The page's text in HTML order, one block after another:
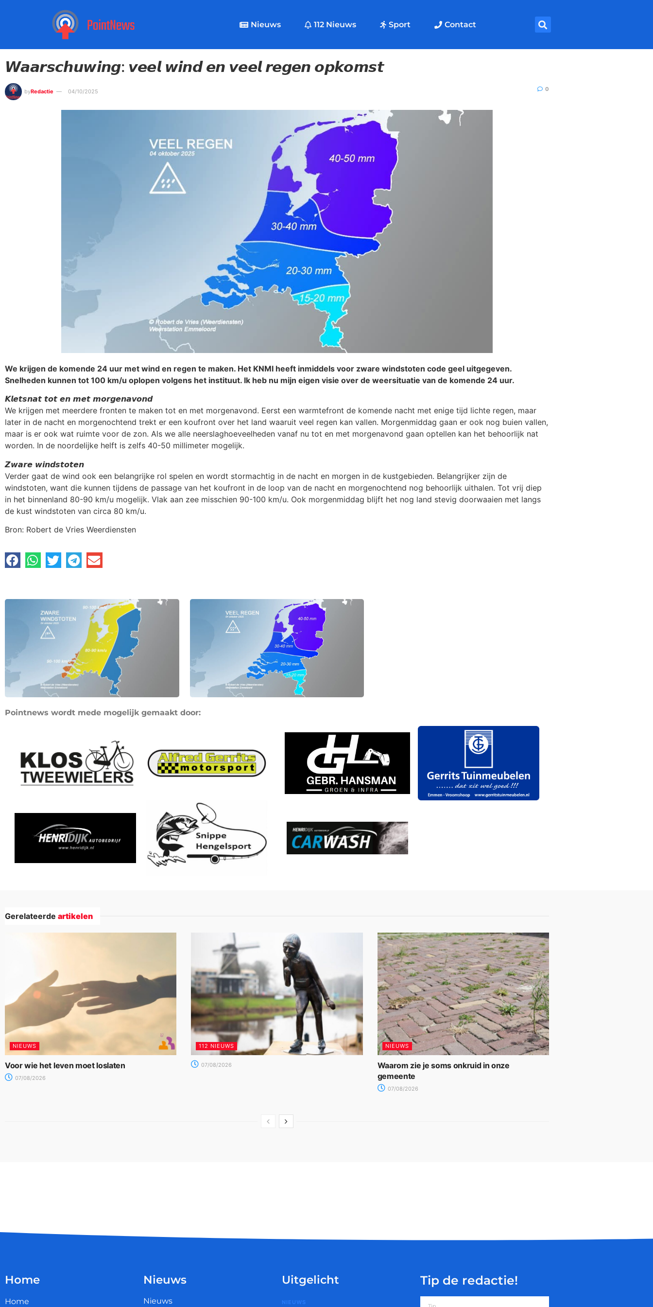
Nieuws 112 Nieuws Sport Contact
𝙒𝙖𝙖𝙧𝙨𝙘𝙝𝙪𝙬𝙞𝙣𝙜: 𝙫𝙚𝙚𝙡 𝙬𝙞𝙣𝙙 𝙚𝙣 𝙫𝙚𝙚𝙡 𝙧𝙚𝙜𝙚𝙣 𝙤𝙥𝙠𝙤𝙢𝙨𝙩
byRedactie 04/10/2025 0
We krijgen de komende 24 uur met wind en regen te maken. Het KNMI heeft inmiddels voor zware windstoten code geel uitgegeven.
Snelheden kunnen tot 100 km/u oplopen volgens het instituut. Ik heb nu mijn eigen visie over de weersituatie van de komende 24 uur.
𝙆𝙡𝙚𝙩𝙨𝙣𝙖𝙩 𝙩𝙤𝙩 𝙚𝙣 𝙢𝙚𝙩 𝙢𝙤𝙧𝙜𝙚𝙣𝙖𝙫𝙤𝙣𝙙
We krijgen met meerdere fronten te maken tot en met morgenavond. Eerst een warmtefront de komende nacht met enige tijd lichte regen, maar
later in de nacht en morgenochtend trekt er een koufront over het land waaruit veel regen kan vallen. Morgenmiddag gaan er ook nog buien vallen,
maar is er ook wat ruimte voor de zon. Als we alle neerslaghoeveelheden vanaf nu tot en met morgenavond gaan optellen kan het behoorlijk nat
worden. In de noordelijke helft is zelfs 40-50 millimeter mogelijk.
𝙕𝙬𝙖𝙧𝙚 𝙬𝙞𝙣𝙙𝙨𝙩𝙤𝙩𝙚𝙣
Verder gaat de wind ook een belangrijke rol spelen en wordt stormachtig in de nacht en morgen in de kustgebieden. Belangrijker zijn de
windstoten, want die kunnen tijdens de passage van het koufront in de loop van de nacht en morgenochtend nog behoorlijk uithalen. Tot vrij diep
in het binnenland 80-90 km/u mogelijk. Vlak aan zee misschien 90-100 km/u. Ook morgenmiddag blijft het nog land stevig doorwaaien met langs
de kust windstoten van circa 80 km/u.
Bron: Robert de Vries Weerdiensten
Pointnews wordt mede mogelijk gemaakt door:
Gerelateerde artikelen
NIEUWS
Voor wie het leven moet loslaten
07/08/2026
112 NIEUWS
07/08/2026
NIEUWS
Waarom zie je soms onkruid in onze
gemeente
07/08/2026
Home
Home
Nieuws
Nieuws
Uitgelicht
NIEUWS
Tip de redactie!